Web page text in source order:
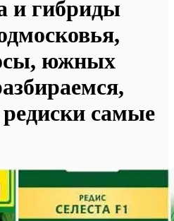
и гибриды
южных
самые